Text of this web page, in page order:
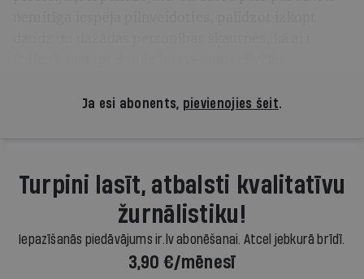
Ja esi abonents, pievienojies šeit.
Turpini lasīt, atbalsti kvalitatīvu
žurnālistiku!
Iepazīšanās piedāvājums ir.lv abonēšanai. Atcel jebkurā brīdī.
3,90 €/mēnesī